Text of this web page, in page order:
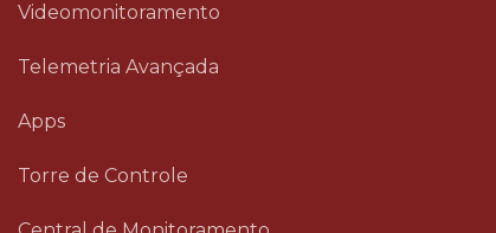
Videomonitoramento
Telemetria Avançada
Apps
Torre de Controle